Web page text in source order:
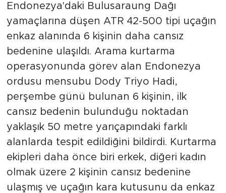
Endonezya'daki Bulusaraung Dağı
yamaçlarına düşen ATR 42-500 tipi uçağın
enkaz alanında 6 kişinin daha cansız
bedenine ulaşıldı. Arama kurtarma
operasyonunda görev alan Endonezya
ordusu mensubu Dody Triyo Hadi,
perşembe günü bulunan 6 kişinin, ilk
cansız bedenin bulunduğu noktadan
yaklaşık 50 metre yarıçapındaki farklı
alanlarda tespit edildiğini bildirdi. Kurtarma
ekipleri daha önce biri erkek, diğeri kadın
olmak üzere 2 kişinin cansız bedenine
ulaşmış ve uçağın kara kutusunu da enkaz